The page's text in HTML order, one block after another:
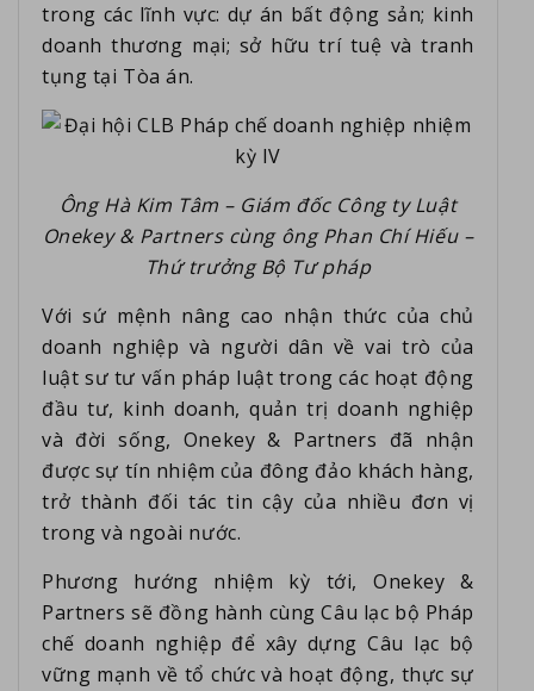
trong các lĩnh vực: dự án bất động sản; kinh
doanh thương mại; sở hữu trí tuệ và tranh
tụng tại Tòa án.
Ông Hà Kim Tâm – Giám đốc Công ty Luật
Onekey & Partners cùng ông Phan Chí Hiếu –
Thứ trưởng Bộ Tư pháp
Với sứ mệnh nâng cao nhận thức của chủ
doanh nghiệp và người dân về vai trò của
luật sư tư vấn pháp luật trong các hoạt động
đầu tư, kinh doanh, quản trị doanh nghiệp
và đời sống, Onekey & Partners đã nhận
được sự tín nhiệm của đông đảo khách hàng,
trở thành đối tác tin cậy của nhiều đơn vị
trong và ngoài nước.
Phương hướng nhiệm kỳ tới, Onekey &
Partners sẽ đồng hành cùng Câu lạc bộ Pháp
chế doanh nghiệp để xây dựng Câu lạc bộ
vững mạnh về tổ chức và hoạt động, thực sự